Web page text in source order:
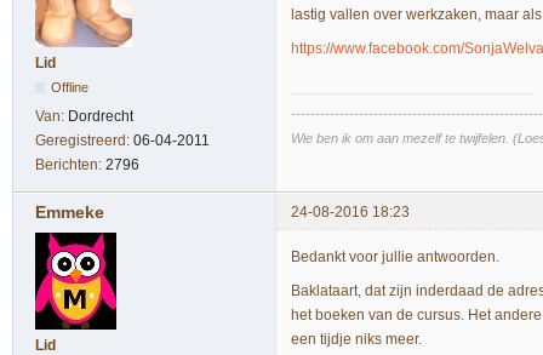
Lid
Offline
Van: Dordrecht
Geregistreerd: 06-04-2011
Berichten: 2796
lastig vallen over werkzaken, maar
https://www.facebook.com/
Wie ben ik om aan mezelf te twijfelen.
Emmeke 24-08-2016 18:23
Lid
Bedankt voor jullie antwoorden.
Baklataart, dat zijn inderdaad de
het boeken van de cursus. Het
een tijdje niks meer.